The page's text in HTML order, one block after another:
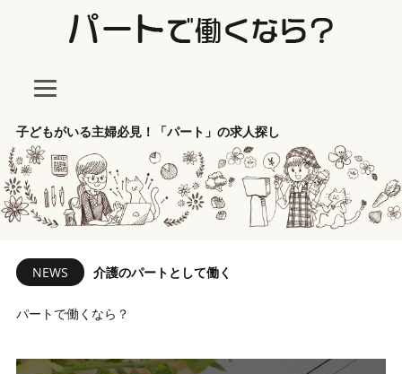
子どもがいる主婦必見！「パート」の求人探し
NEWS 介護のパートとして働く
パートで働くなら？